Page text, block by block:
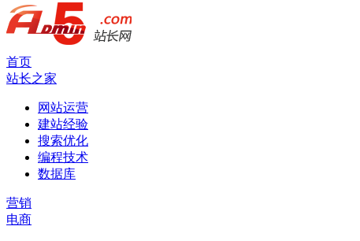
首页
站长之家
网站运营
建站经验
搜索优化
编程技术
数据库
营销
电商